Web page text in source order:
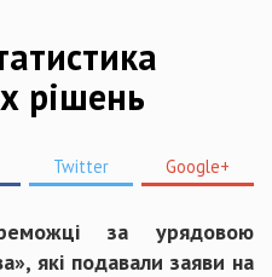
рішень
Twitter Google+
за урядовою
які подавали заяви на